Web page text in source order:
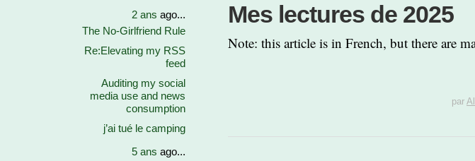
Mes lectures de 2025
Note: this article is in French, but there are
par
2 ans ago...
The No-Girlfriend Rule
Re:Elevating my RSS
feed
Auditing my social
media use and news
consumption
j’ai tué le camping
5 ans ago...